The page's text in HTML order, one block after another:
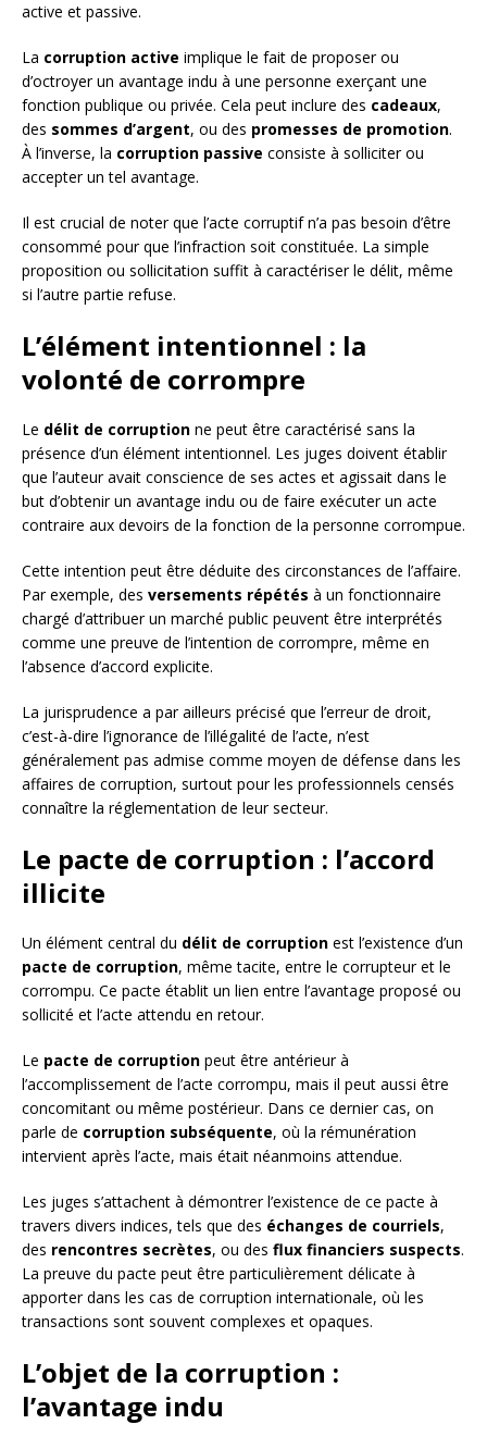
active et passive.
La corruption active implique le fait de proposer ou
d’octroyer un avantage indu à une personne exerçant une
fonction publique ou privée. Cela peut inclure des cadeaux,
des sommes d’argent, ou des promesses de promotion.
À l’inverse, la corruption passive consiste à solliciter ou
accepter un tel avantage.
Il est crucial de noter que l’acte corruptif n’a pas besoin d’être
consommé pour que l’infraction soit constituée. La simple
proposition ou sollicitation suffit à caractériser le délit, même
si l’autre partie refuse.
L’élément intentionnel : la
volonté de corrompre
Le délit de corruption ne peut être caractérisé sans la
présence d’un élément intentionnel. Les juges doivent établir
que l’auteur avait conscience de ses actes et agissait dans le
but d’obtenir un avantage indu ou de faire exécuter un acte
contraire aux devoirs de la fonction de la personne corrompue.
Cette intention peut être déduite des circonstances de l’affaire.
Par exemple, des versements répétés à un fonctionnaire
chargé d’attribuer un marché public peuvent être interprétés
comme une preuve de l’intention de corrompre, même en
l’absence d’accord explicite.
La jurisprudence a par ailleurs précisé que l’erreur de droit,
c’est-à-dire l’ignorance de l’illégalité de l’acte, n’est
généralement pas admise comme moyen de défense dans les
affaires de corruption, surtout pour les professionnels censés
connaître la réglementation de leur secteur.
Le pacte de corruption : l’accord
illicite
Un élément central du délit de corruption est l’existence d’un
pacte de corruption, même tacite, entre le corrupteur et le
corrompu. Ce pacte établit un lien entre l’avantage proposé ou
sollicité et l’acte attendu en retour.
Le pacte de corruption peut être antérieur à
l’accomplissement de l’acte corrompu, mais il peut aussi être
concomitant ou même postérieur. Dans ce dernier cas, on
parle de corruption subséquente, où la rémunération
intervient après l’acte, mais était néanmoins attendue.
Les juges s’attachent à démontrer l’existence de ce pacte à
travers divers indices, tels que des échanges de courriels,
des rencontres secrètes, ou des flux financiers suspects.
La preuve du pacte peut être particulièrement délicate à
apporter dans les cas de corruption internationale, où les
transactions sont souvent complexes et opaques.
L’objet de la corruption :
l’avantage indu